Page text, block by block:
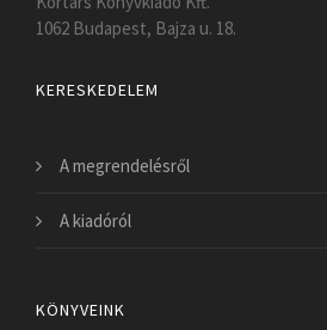
1062 Budapest, Bajza u. 18.
KERESKEDELEM
A megrendelésről
A kiadóról
KÖNYVEINK